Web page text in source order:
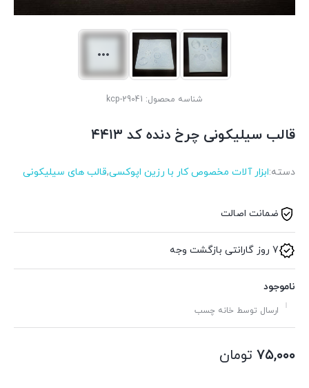
شناسه محصول: kcp-29041
قالب سیلیکونی چرخ دنده کد ۴۴۱۳
دسته:ابزار آلات مخصوص کار با رزین اپوکسی,قالب های سیلیکونی
ضمانت اصالت
7 روز گارانتی بازگشت وجه
ناموجود
ارسال توسط خانه چسب
۷۵,۰۰۰ تومان